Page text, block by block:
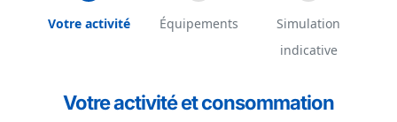
Votre activité Équipements
Simulation
indicative
Votre activité et consommation